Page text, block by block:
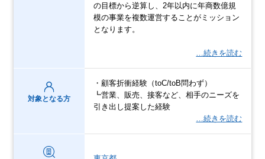
の目標から逆算し、2年以内に年商数億規
模の事業を複数運営することがミッション
となります。
…続きを読む
対象となる方
・顧客折衝経験（toC/toB問わず）
┗営業、販売、接客など、相手のニーズを
引き出し提案した経験
…続きを読む